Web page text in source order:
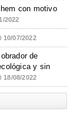
con motivo
2022
10/07/2022
de
y sin
18/08/2022